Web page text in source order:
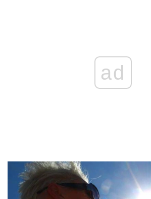
ad